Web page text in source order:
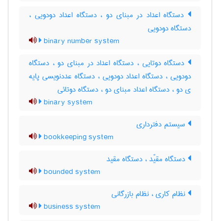
دستگاه اعداد در مبنای دو ، دستگاه اعداد دودویی ،
دستگاه دودویی
binary number system
دستگاه دوتایی ، دستگاه اعداد در مبنای دو ، دستگاه
دودویی ، دستگاه اعداد دودویی ، دستگاه عددنویسی پایه
ی دو ، دستگاه اعداد مبنای دو ، دستگاه دوتائی
binary system
سیستم دفترداری
bookkeeping system
دستگاه مقیّد ، دستگاه مقید
bounded system
نظام کاری ، نظام بازرگانی
business system